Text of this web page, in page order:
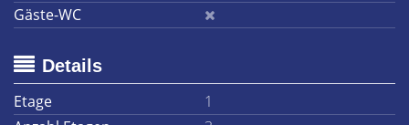
Gäste-WC
Details
Etage
1